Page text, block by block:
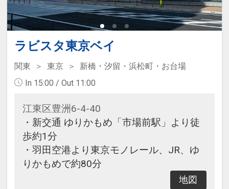
ラビスタ東京ベイ
関東 東京
新橋・汐留・浜松町・お台場
In 15:00 / Out 11:00
江東区豊洲6-4-40
・新交通 ゆりかもめ「市場前駅」より徒
歩約1分
・羽田空港より東京モノレール、JR、ゆ
りかもめで約80分
地図